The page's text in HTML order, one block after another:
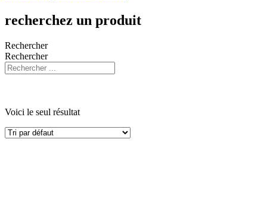
recherchez un produit
Rechercher
Rechercher
Voici le seul résultat